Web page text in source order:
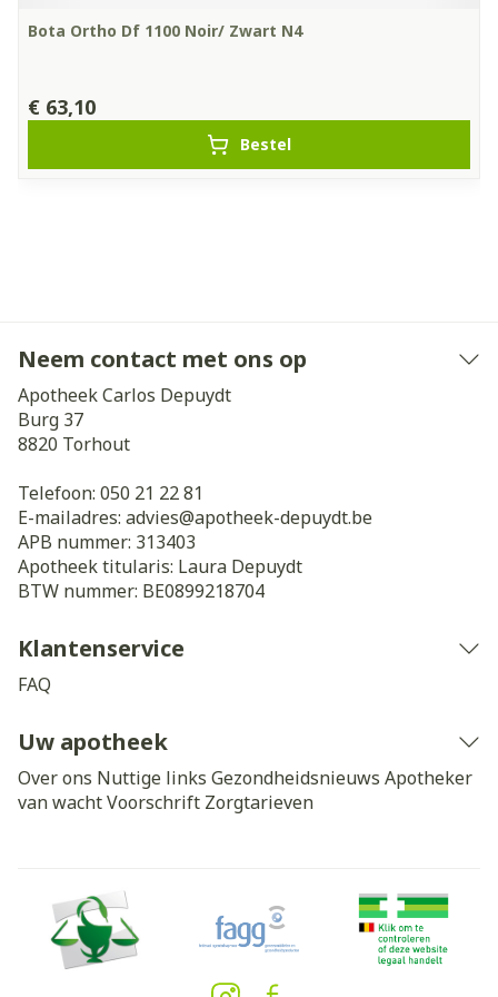
Bota Ortho Df 1100 Noir/ Zwart N4
€ 63,10
Bestel
Neem contact met ons op
Apotheek Carlos Depuydt
Burg 37
8820 Torhout
Telefoon: 050 21 22 81
E-mailadres: advies@apotheek-depuydt.be
APB nummer: 313403
Apotheek titularis: Laura Depuydt
BTW nummer: BE0899218704
Klantenservice
FAQ
Uw apotheek
Over ons Nuttige links Gezondheidsnieuws Apotheker
van wachtVoorschrift Zorgtarieven